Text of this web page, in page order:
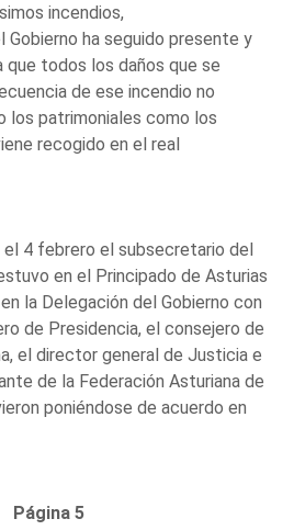
incendios,
ha seguido presente y
que todos los daños que se
de ese incendio no
los patrimoniales como los
recogido en el real
el 4 febrero el subsecretario del
en el Principado de Asturias
la Delegación del Gobierno con
de Presidencia, el consejero de
el director general de Justicia e
de la Federación Asturiana de
poniéndose de acuerdo en
Página 5